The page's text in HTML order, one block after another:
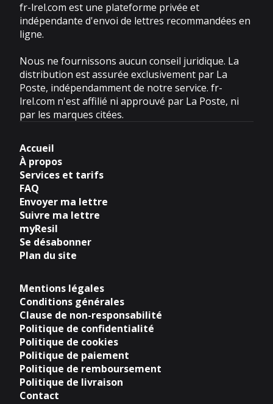
fr-lrel.com est une plateforme privée et
indépendante d'envoi de lettres recommandées en
ligne.
Nous ne fournissons aucun conseil juridique. La
distribution est assurée exclusivement par La
Poste, indépendamment de notre service. fr-
lrel.com n'est affilié ni approuvé par La Poste, ni
par les marques citées.
Accueil
À propos
Services et tarifs
FAQ
Envoyer ma lettre
Suivre ma lettre
myResil
Se désabonner
Plan du site
Mentions légales
Conditions générales
Clause de non-responsabilité
Politique de confidentialité
Politique de cookies
Politique de paiement
Politique de remboursement
Politique de livraison
Contact